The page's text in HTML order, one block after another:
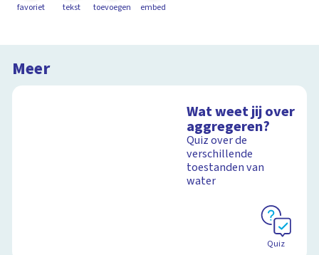
favoriet tekst toevoegen embed
Meer
Wat weet jij over
aggregeren?
Quiz over de
verschillende
toestanden van
water
Quiz